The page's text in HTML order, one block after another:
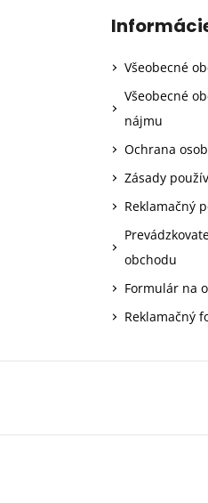
Všeobecné
Všeobecné
nájmu
Ochrana
Zásady
Reklamačný
obchodu
Formulár na
Reklamačný